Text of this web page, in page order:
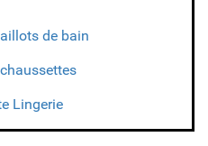
de bain
Lingerie